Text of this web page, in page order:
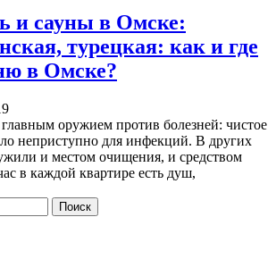
и сауны в Омске:
турецкая: как и где
в Омске?
оружием против болезней: чистое
неприступно для инфекций. В других
и местом очищения, и средством
в каждой квартире есть душ,